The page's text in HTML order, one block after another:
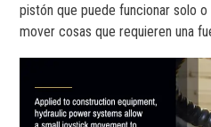
pistón que puede funcionar solo
mover cosas que requieren una